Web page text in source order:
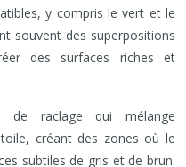
y compris le vert et le
souvent des superpositions
des surfaces riches et
de raclage qui mélange
créant des zones où le
subtiles de gris et de brun.